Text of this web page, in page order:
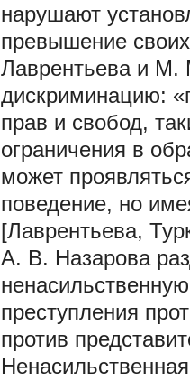
нарушают
превышение
Лаврентьева и М.
дискриминацию:
прав и свобод,
ограничения в
может
поведение, но
[Лаврентьева,
А. В. Назарова
преступления
против